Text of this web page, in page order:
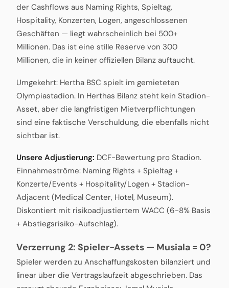
der Cashflows aus Naming Rights, Spieltag,
Hospitality, Konzerten, Logen, angeschlossenen
Geschäften — liegt wahrscheinlich bei 500+
Millionen. Das ist eine stille Reserve von 300
Millionen, die in keiner offiziellen Bilanz auftaucht.
Umgekehrt: Hertha BSC spielt im gemieteten
Olympiastadion. In Herthas Bilanz steht kein Stadion-
Asset, aber die langfristigen Mietverpflichtungen
sind eine faktische Verschuldung, die ebenfalls nicht
sichtbar ist.
Unsere Adjustierung: DCF-Bewertung pro Stadion.
Einnahmeströme: Naming Rights + Spieltag +
Konzerte/Events + Hospitality/Logen + Stadion-
Adjacent (Medical Center, Hotel, Museum).
Diskontiert mit risikoadjustiertem WACC (6-8% Basis
+ Abstiegsrisiko-Aufschlag).
Verzerrung 2: Spieler-Assets — Musiala = 0?
Spieler werden zu Anschaffungskosten bilanziert und
linear über die Vertragslaufzeit abgeschrieben. Das